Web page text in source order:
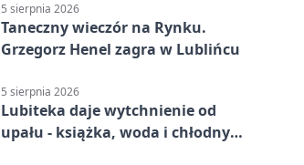
5 sierpnia 2026
Taneczny wieczór na Rynku.
Grzegorz Henel zagra w Lublińcu
5 sierpnia 2026
Lubiteka daje wytchnienie od
upału - książka, woda i chłodny